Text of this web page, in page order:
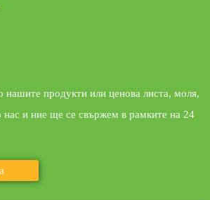
нашите продукти или ценова листа, моля,
нас и ние ще се свържем в рамките на 24